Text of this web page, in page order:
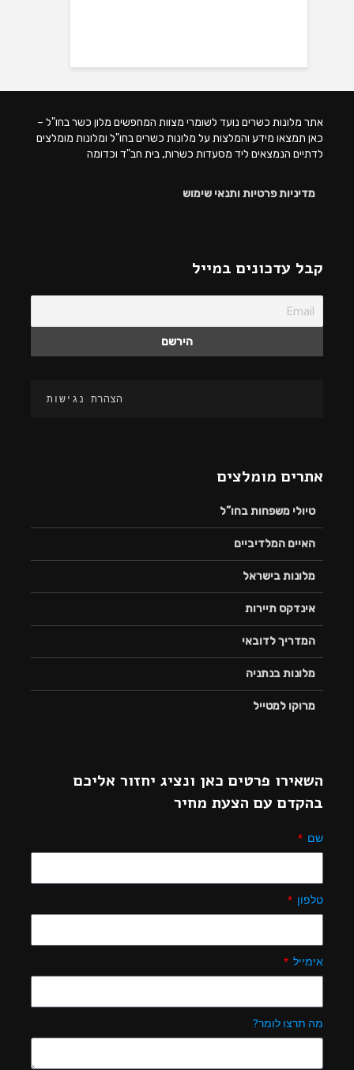
אתר מלונות כשרים נועד לשומרי מצוות המחפשים מלון כשר בחו"ל –
כאן תמצאו מידע והמלצות על מלונות כשרים בחו"ל ומלונות מומלצים
לדתיים הנמצאים ליד מסעדות כשרות, בית חב"ד וכדומה
מדיניות פרטיות ותנאי שימוש
קבל עדכונים במייל
הצהרת נגישות
אתרים מומלצים
טיולי משפחות בחו”ל
האיים המלדיביים
מלונות בישראל
אינדקס תיירות
המדריך לדובאי
מלונות בנתניה
מרוקו למטייל
השאירו פרטים כאן ונציג יחזור אליכם
בהקדם עם הצעת מחיר
שם
טלפון
אימייל
מה תרצו לומר?